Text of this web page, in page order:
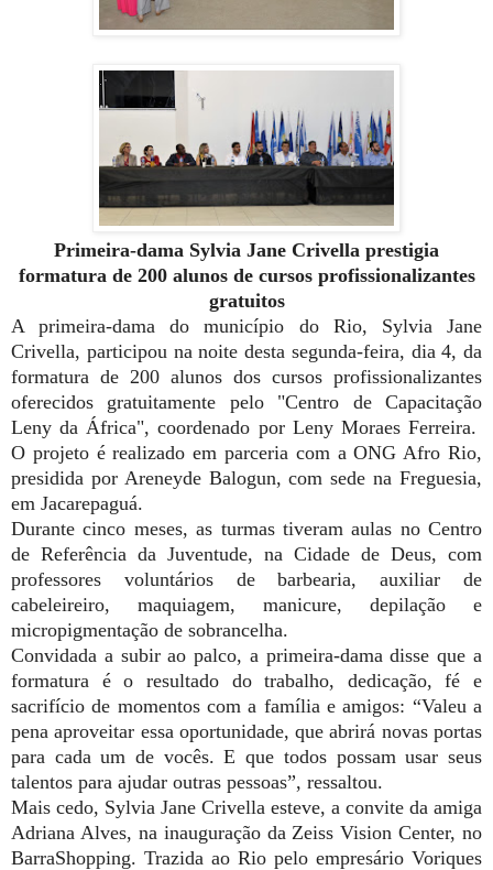
Primeira-dama Sylvia Jane Crivella prestigia
formatura de 200 alunos de cursos profissionalizantes
gratuitos
A primeira-dama do município do Rio, Sylvia Jane
Crivella, participou na noite desta segunda-feira, dia 4, da
formatura de 200 alunos dos cursos profissionalizantes
oferecidos gratuitamente pelo "Centro de Capacitação
Leny da África", coordenado por Leny Moraes Ferreira.
O projeto é realizado em parceria com a ONG Afro Rio,
presidida por Areneyde Balogun, com sede na Freguesia,
em Jacarepaguá.
Durante cinco meses, as turmas tiveram aulas no Centro
de Referência da Juventude, na Cidade de Deus, com
professores voluntários debarbearia, auxiliar de
cabeleireiro, maquiagem, manicure, depilação e
micropigmentação de sobrancelha.
Convidada a subir ao palco, a primeira-dama disse que a
formatura é o resultado do trabalho, dedicação, fé e
sacrifício de momentos com a família e amigos: “Valeu a
pena aproveitar essa oportunidade, que abrirá novas portas
para cada um de vocês. E que todos possam usar seus
talentos para ajudar outras pessoas”, ressaltou.
Mais cedo, Sylvia Jane Crivella esteve, a convite da amiga
Adriana Alves, na inauguração da Zeiss Vision Center, no
BarraShopping. Trazida ao Rio pelo empresário Voriques